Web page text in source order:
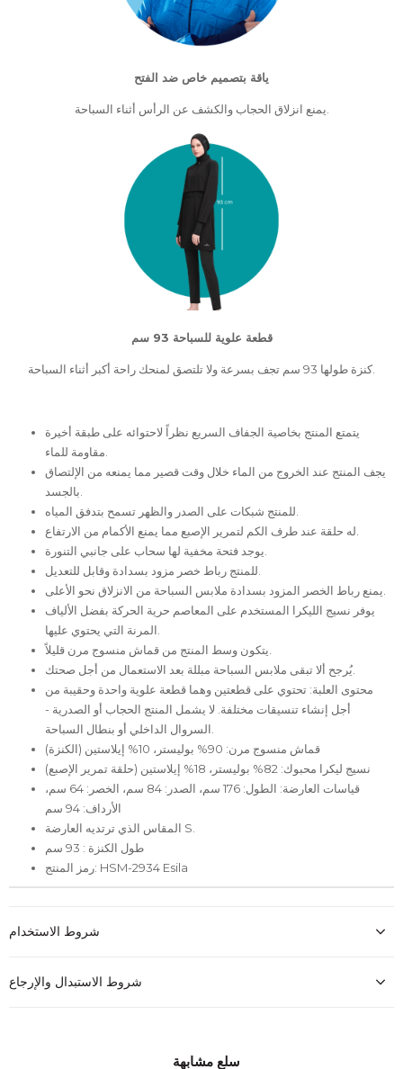
ياقة بتصميم خاص ضد الفتح
قطعة علوية للسباحة 93 سم
كنزة طولها 93 سم تجف بسرعة ولا تلتصق لمنحك راحة أكبر أثناء السباحة.
يتمتع المنتج بخاصية الجفاف السريع نظراً لاحتوائه على طبقة أخيرة
يجف المنتج عند الخروج من الماء خلال وقت قصير مما يمنعه من الإلتصاق
يوفر نسيج الليكرا المستخدم على المعاصم حرية الحركة بفضل الألياف
محتوى العلبة: تحتوي على قطعتين وهما قطعة علوية واحدة وحقيبة من
أجل إنشاء تنسيقات مختلفة. لا يشمل المنتج الحجاب أو الصدرية -
قماش منسوج مرن: 90% بوليستر، 10% إيلاستين (الكنزة)
نسيج ليكرا محبوك: 82% بوليستر، 18% إيلاستين (حلقة تمرير الإصبع)
قياسات العارضة: الطول: 176 سم، الصدر: 84 سم، الخصر: 64 سم،
الأرداف: 94 سم
المقاس الذي ترتديه العارضة S.
طول الكنزة : 93 سم
رمز المنتج: HSM-2934 Esila
شروط الاستخدام
شروط الاستبدال والإرجاع
سلع مشابهة